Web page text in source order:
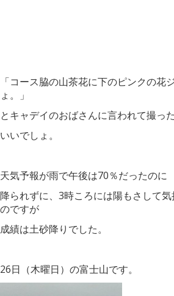
「コース脇の山茶花に下のピンクの花
ょ。」
とキャデイのおばさんに言われて撮っ
いいでしょ。
天気予報が雨で午後は70％だったのに
降られずに、3時ころには陽もさして
のですが
成績は土砂降りでした。
26日（木曜日）の富士山です。